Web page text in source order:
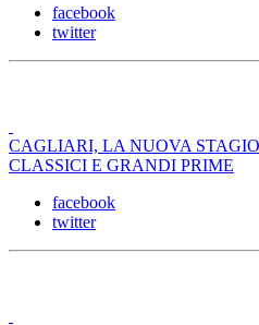
facebook
twitter
CAGLIARI, LA NUOVA
CLASSICI E GRANDI PRIME
facebook
twitter